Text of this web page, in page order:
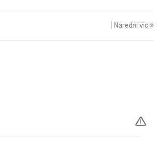
| Naredni vic